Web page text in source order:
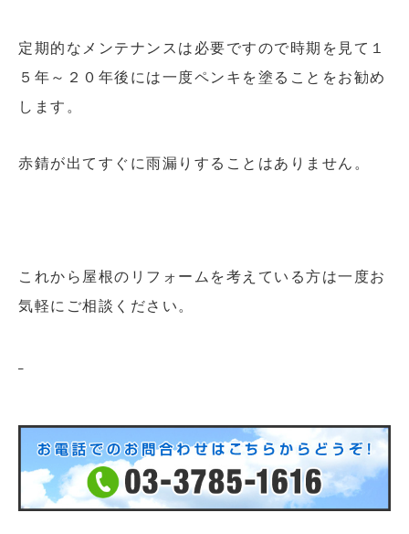
定期的なメンテナンスは必要ですので時期を見て１
５年～２０年後には一度ペンキを塗ることをお勧め
します。
赤錆が出てすぐに雨漏りすることはありません。
これから屋根のリフォームを考えている方は一度お
気軽にご相談ください。